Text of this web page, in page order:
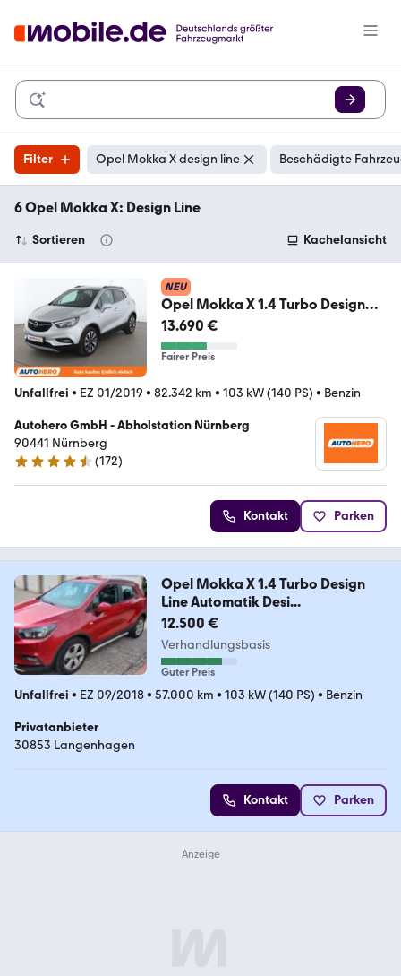
Filter Opel Mokka X design line Beschädigte
6 Opel Mokka X: Design Line
Sortieren Kachelansicht
NEU
Opel Mokka X 1.4 Turbo Design
Line Aut.*TEMPO*CAM*PDC
13.690 €
Fairer Preis
Unfallfrei • EZ 01/2019 • 82.342 km • 103 kW (140 PS) • Benzin
Autohero GmbH - Abholstation Nürnberg
90441 Nürnberg
4.5 Sterne
(172)
Kontakt Parken
Opel Mokka X 1.4 Turbo Design
Line Automatik Desi...
12.500 €
Verhandlungsbasis
Guter Preis
Unfallfrei • EZ 09/2018• 57.000 km • 103 kW (140 PS) • Benzin
Privatanbieter
30853 Langenhagen
Kontakt Parken